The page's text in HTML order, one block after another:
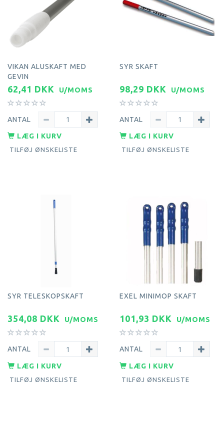
VIKAN ALUSKAFT MED
GEVIN
62,41 DKK U/MOMS
ANTAL
LÆG I KURV
TILFØJ ØNSKELISTE
SYR SKAFT
98,29 DKK U/MOMS
ANTAL
LÆG I KURV
TILFØJ ØNSKELISTE
SYR TELESKOPSKAFT
354,08 DKK U/MOMS
ANTAL
LÆG I KURV
TILFØJ ØNSKELISTE
EXEL MINIMOP SKAFT
101,93 DKK U/MOMS
ANTAL
LÆG I KURV
TILFØJ ØNSKELISTE